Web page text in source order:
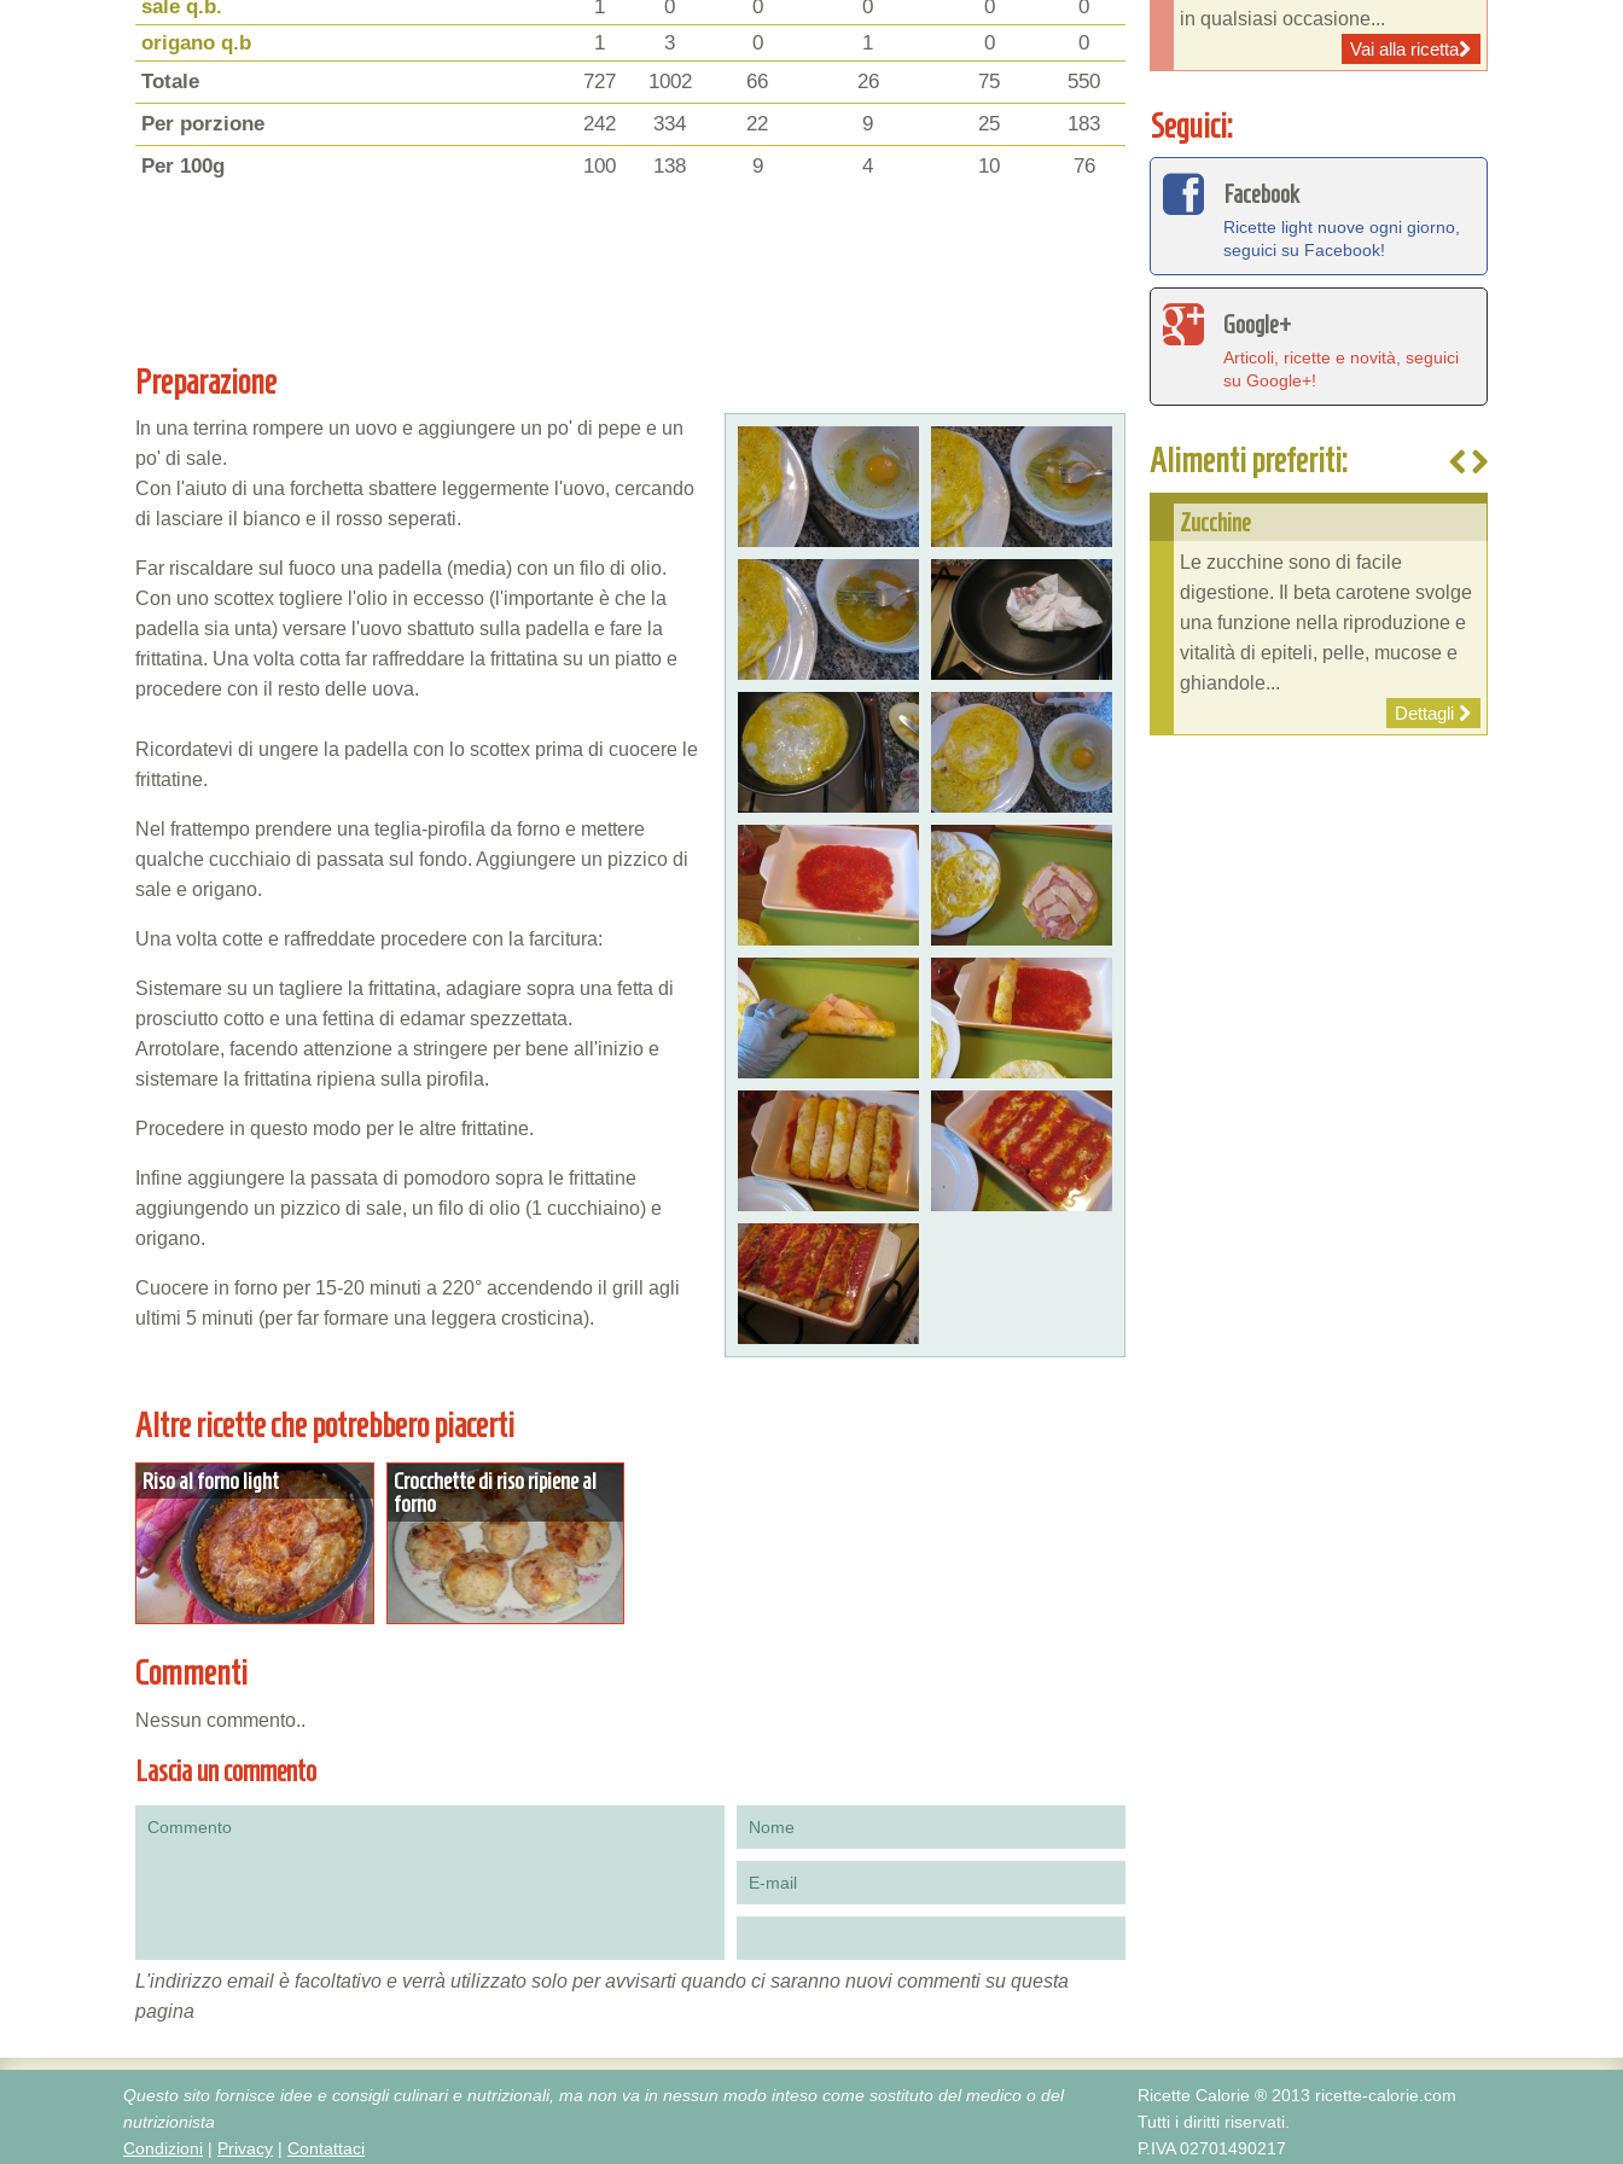
sale q.b. 1 0 0 0 0
0
origano q.b
1 3 0 1 0
0
Totale
727 1002 66 26 75
550
Per porzione
242 334 22 9 25
183
Per 100g
100 138 9 4 10 76
Preparazione
In una terrina rompere un uovo e aggiungere un po' di pepe e un
po' di sale.
Con l'aiuto di una forchetta sbattere leggermente l'uovo, cercando
di lasciare il bianco e il rosso seperati.
Far riscaldare sul fuoco una padella (media) con un filo di olio.
Con uno scottex togliere l'olio in eccesso (l'importante è che la
padella sia unta) versare l'uovo sbattuto sulla padella e fare la
frittatina. Una volta cotta far raffreddare la frittatina su un piatto e
procedere con il resto delle uova.
Ricordatevi di ungere la padella con lo scottex prima di cuocere le
frittatine.
Nel frattempo prendere una teglia-pirofila da forno e mettere
qualche cucchiaio di passata sul fondo. Aggiungere un pizzico di
sale e origano.
Una volta cotte e raffreddate procedere con la farcitura:
Sistemare su un tagliere la frittatina, adagiare sopra una fetta di
prosciutto cotto e una fettina di edamar spezzettata.
Arrotolare, facendo attenzione a stringere per bene all'inizio e
sistemare la frittatina ripiena sulla pirofila.
Procedere in questo modo per le altre frittatine.
Infine aggiungere la passata di pomodoro sopra le frittatine
aggiungendo un pizzico di sale, un filo di olio (1 cucchiaino) e
origano.
Cuocere in forno per 15-20 minuti a 220° accendendo il grill agli
ultimi 5 minuti (per far formare una leggera crosticina).
Altre ricette che potrebbero piacerti
Riso al forno light
Crocchette di riso ripiene al
forno
Commenti
Nessun commento..
Lascia un commento
L'indirizzo email è facoltativo e verrà utilizzato solo per avvisarti quando ci saranno nuovi commenti su questa
pagina
in qualsiasi occasione...
Vai alla ricetta
Seguici:
Facebook
Ricette light nuove ogni giorno,
seguici su Facebook!
Google+
Articoli, ricette e novità, seguici
su Google+!
Alimenti preferiti:
Zucchine
Le zucchine sono di facile
digestione. Il beta carotene svolge
una funzione nella riproduzione e
vitalità di epiteli, pelle, mucose e
ghiandole...
Dettagli
Questo sito fornisce idee e consigli culinari e nutrizionali, ma non va in nessun modo inteso come sostituto del medico o del
nutrizionista
Condizioni | Privacy | Contattaci
Ricette Calorie ® 2013 ricette-calorie.com
Tutti i diritti riservati.
P.IVA 02701490217